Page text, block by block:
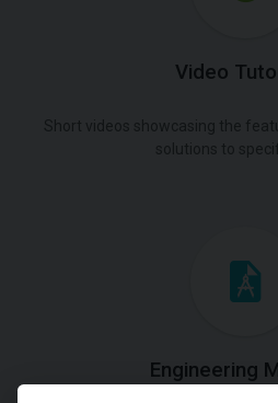
Video
Engineering